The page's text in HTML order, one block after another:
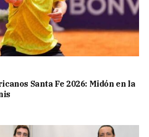
Santa Fe 2026: Midón en la